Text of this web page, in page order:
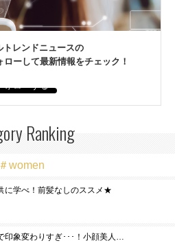
トレンドニュースの
ーして最新情報をチェック！
Ranking
＃women
に学べ！前髪なしのススメ★
印象変わりすぎ･･･！小顔美人…